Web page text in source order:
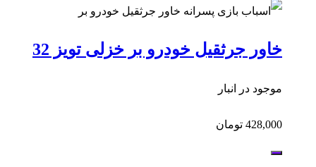
خاور جرثقیل خودرو بر خزلی تویز 32
موجود در انبار
428,000 تومان